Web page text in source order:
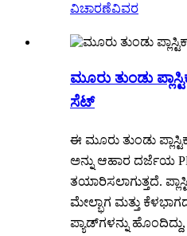
ವಿಚಾರಣೆವಿವರ
ಮೂರು ತುಂಡು
ಸೆಟ್
ಈ ಮೂರು ತುಂಡು
ಅನ್ನು ಆಹಾರ ದರ್ಜೆಯ
ತಯಾರಿಸಲಾಗುತ್ತದೆ.
ಮೇಲ್ಭಾಗ ಮತ್ತು
ಪ್ಯಾಡ್‌ಗಳನ್ನು